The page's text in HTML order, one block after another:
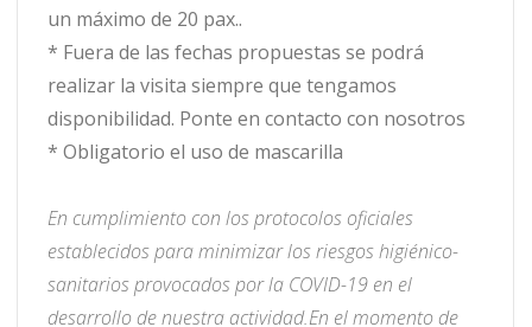
un máximo de 20 pax..
* Fuera de las fechas propuestas se podrá
realizar la visita siempre que tengamos
disponibilidad. Ponte en contacto con nosotros
* Obligatorio el uso de mascarilla
En cumplimiento con los protocolos oficiales
establecidos para minimizar los riesgos higiénico-
sanitarios provocados por la COVID-19 en el
desarrollo de nuestra actividad.En el momento de